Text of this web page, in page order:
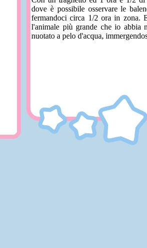
dove è possibile osservare le
fermandoci circa 1/2 ora in zona.
l'animale più grande che io abbia
nuotato a pelo d'acqua,